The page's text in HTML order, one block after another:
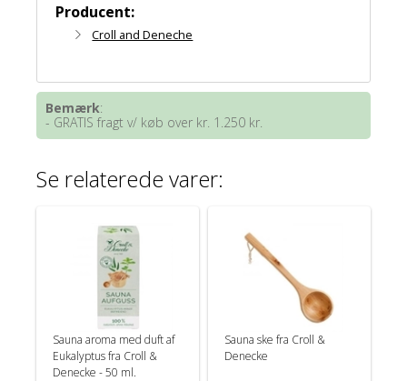
Producent:
Croll and Deneche
Bemærk:
- GRATIS fragt v/ køb over kr. 1.250 kr.
Se relaterede varer:
Sauna aroma med duft af
Eukalyptus fra Croll &
Denecke - 50 ml.
Sauna ske fra Croll &
Denecke